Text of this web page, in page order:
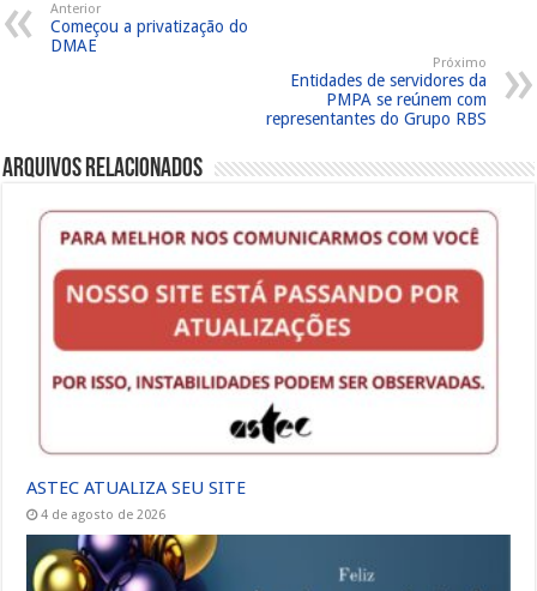
Anterior
Começou a privatização do
DMAE
Próximo
Entidades de servidores da
PMPA se reúnem com
representantes do Grupo RBS
Arquivos Relacionados
ASTEC ATUALIZA SEU SITE
4 de agosto de 2026